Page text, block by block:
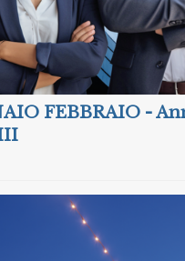
FEBBRAIO -